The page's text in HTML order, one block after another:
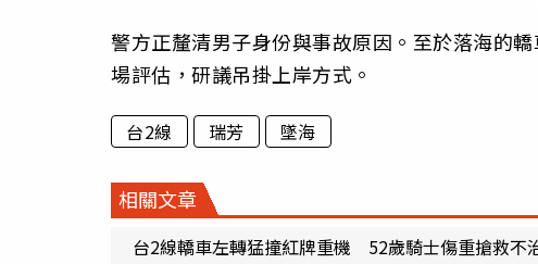
警方正釐清男子身份與事故原因。至於落海的
場評估，研議吊掛上岸方式。
台2線 瑞芳 墜海
相關文章
台2線轎車左轉猛撞紅牌重機 52歲騎士傷重搶救不